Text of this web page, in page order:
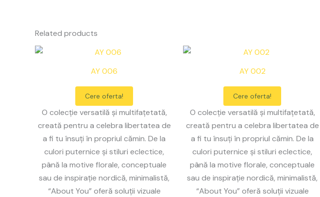
Related products
AY 006
Cere oferta!
O colecție versatilă și multifațetată,
creată pentru a celebra libertatea de
a fi tu însuți în propriul cămin. De la
culori puternice și stiluri eclectice,
până la motive florale, conceptuale
sau de inspirație nordică, minimalistă,
“About You” oferă soluții vizuale
AY 002
Cere oferta!
O colecție versatilă și multifațetată,
creată pentru a celebra libertatea de
a fi tu însuți în propriul cămin. De la
culori puternice și stiluri eclectice,
până la motive florale, conceptuale
sau de inspirație nordică, minimalistă,
“About You” oferă soluții vizuale